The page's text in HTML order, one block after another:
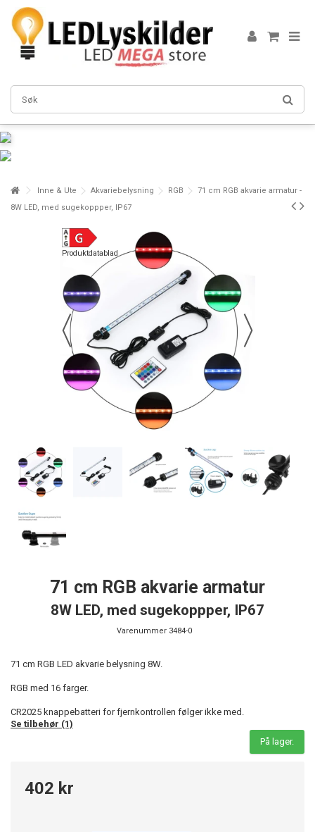
Inne & Ute Akvariebelysning RGB
71 cm RGB akvarie armatur -
8W LED, med sugekoppper, IP67
Produktdatablad
71 cm RGB akvarie armatur
8W LED, med sugekoppper, IP67
Varenummer 3484-0
71 cm RGB LED akvarie belysning 8W.
RGB med 16 farger.
CR2025 knappebatteri for fjernkontrollen følger ikke med.
Se tilbehør (1)
På lager.
402 kr